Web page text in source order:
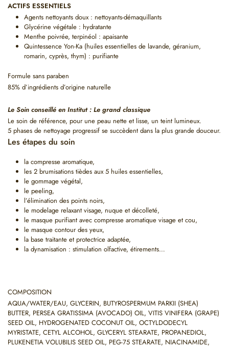
ACTIFS ESSENTIELS
Agents nettoyants doux : nettoyants-démaquillants
Glycérine végétale : hydratante
Menthe poivrée, terpinéol : apaisante
Quintessence Yon-Ka (huiles essentielles de lavande, géranium,
romarin, cyprès, thym) : purifiante
Formule sans paraben
85% d’ingrédients d’origine naturelle
Le Soin conseillé en Institut : Le grand classique
Le soin de référence, pour une peau nette et lisse, un teint lumineux.
5 phases de nettoyage progressif se succèdent dans la plus grande douceur.
Les étapes du soin
la compresse aromatique,
les 2 brumisations tièdes aux 5 huiles essentielles,
le gommage végétal,
le peeling,
l’élimination des points noirs,
le modelage relaxant visage, nuque et décolleté,
le masque purifiant avec compresse aromatique visage et cou,
le masque contour des yeux,
la base traitante et protectrice adaptée,
la dynamisation : stimulation olfactive, étirements…
COMPOSITION
AQUA/WATER/EAU, GLYCERIN, BUTYROSPERMUM PARKII (SHEA)
BUTTER, PERSEA GRATISSIMA (AVOCADO) OIL, VITIS VINIFERA (GRAPE)
SEED OIL, HYDROGENATED COCONUT OIL, OCTYLDODECYL
MYRISTATE, CETYL ALCOHOL, GLYCERYL STEARATE, PROPANEDIOL,
PLUKENETIA VOLUBILIS SEED OIL, PEG-75 STEARATE, NIACINAMIDE,